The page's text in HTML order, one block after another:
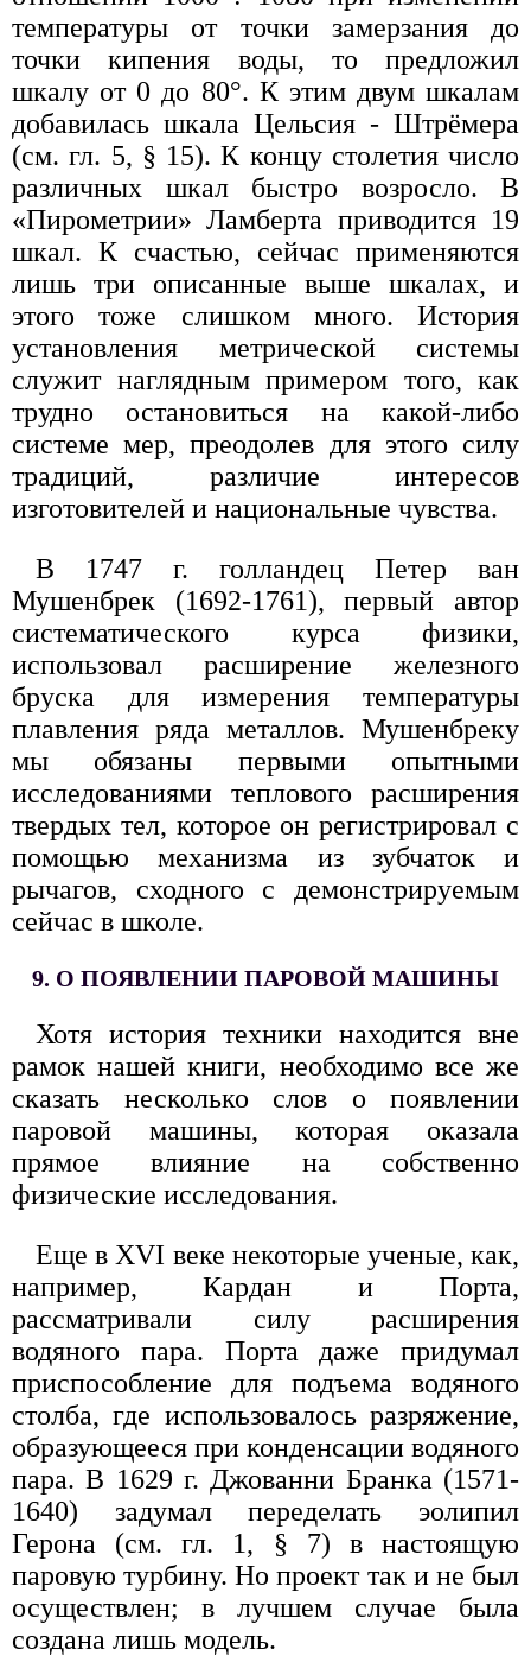
температуры от точки замерзания до
точки кипения воды, то предложил
шкалу от 0 до 80°. К этим двум шкалам
добавилась шкала Цельсия - Штрёмера
(см. гл. 5, § 15). К концу столетия число
различных шкал быстро возросло. В
«Пирометрии» Ламберта приводится 19
шкал. К счастью, сейчас применяются
лишь три описанные выше шкалах, и
этого тоже слишком много. История
установления метрической системы
служит наглядным примером того, как
трудно остановиться на какой-либо
системе мер, преодолев для этого силу
традиций, различие интересов
изготовителей и национальные чувства.
В 1747 г. голландец Петер ван
Мушенбрек (1692-1761), первый автор
систематического курса физики,
использовал расширение железного
бруска для измерения температуры
плавления ряда металлов. Мушенбреку
мы обязаны первыми опытными
исследованиями теплового расширения
твердых тел, которое он регистрировал с
помощью механизма из зубчаток и
рычагов, сходного с демонстрируемым
сейчас в школе.
9. О ПОЯВЛЕНИИ ПАРОВОЙ МАШИНЫ
Хотя история техники находится вне
рамок нашей книги, необходимо все же
сказать несколько слов о появлении
паровой машины, которая оказала
прямое влияние на собственно
физические исследования.
Еще в XVI веке некоторые ученые, как,
например, Кардан и Порта,
рассматривали силу расширения
водяного пара. Порта даже придумал
приспособление для подъема водяного
столба, где использовалось разряжение,
образующееся при конденсации водяного
пара. В 1629 г. Джованни Бранка (1571-
1640) задумал переделать эолипил
Герона (см. гл. 1, § 7) в настоящую
паровую турбину. Но проект так и не был
осуществлен; в лучшем случае была
создана лишь модель.